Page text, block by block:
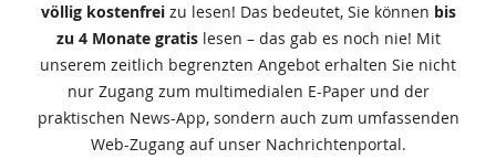
völlig kostenfreizu lesen! Das bedeutet, Sie können bis
zu 4 Monate gratislesen – das gab es noch nie! Mit
unserem zeitlich begrenzten Angebot erhalten Sie nicht
nur Zugang zum multimedialen E-Paper und der
praktischen News-App, sondern auch zum umfassenden
Web-Zugang auf unser Nachrichtenportal.